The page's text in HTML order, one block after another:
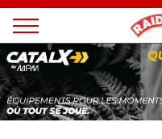
Magazine
Raids
Panneau de gestion des